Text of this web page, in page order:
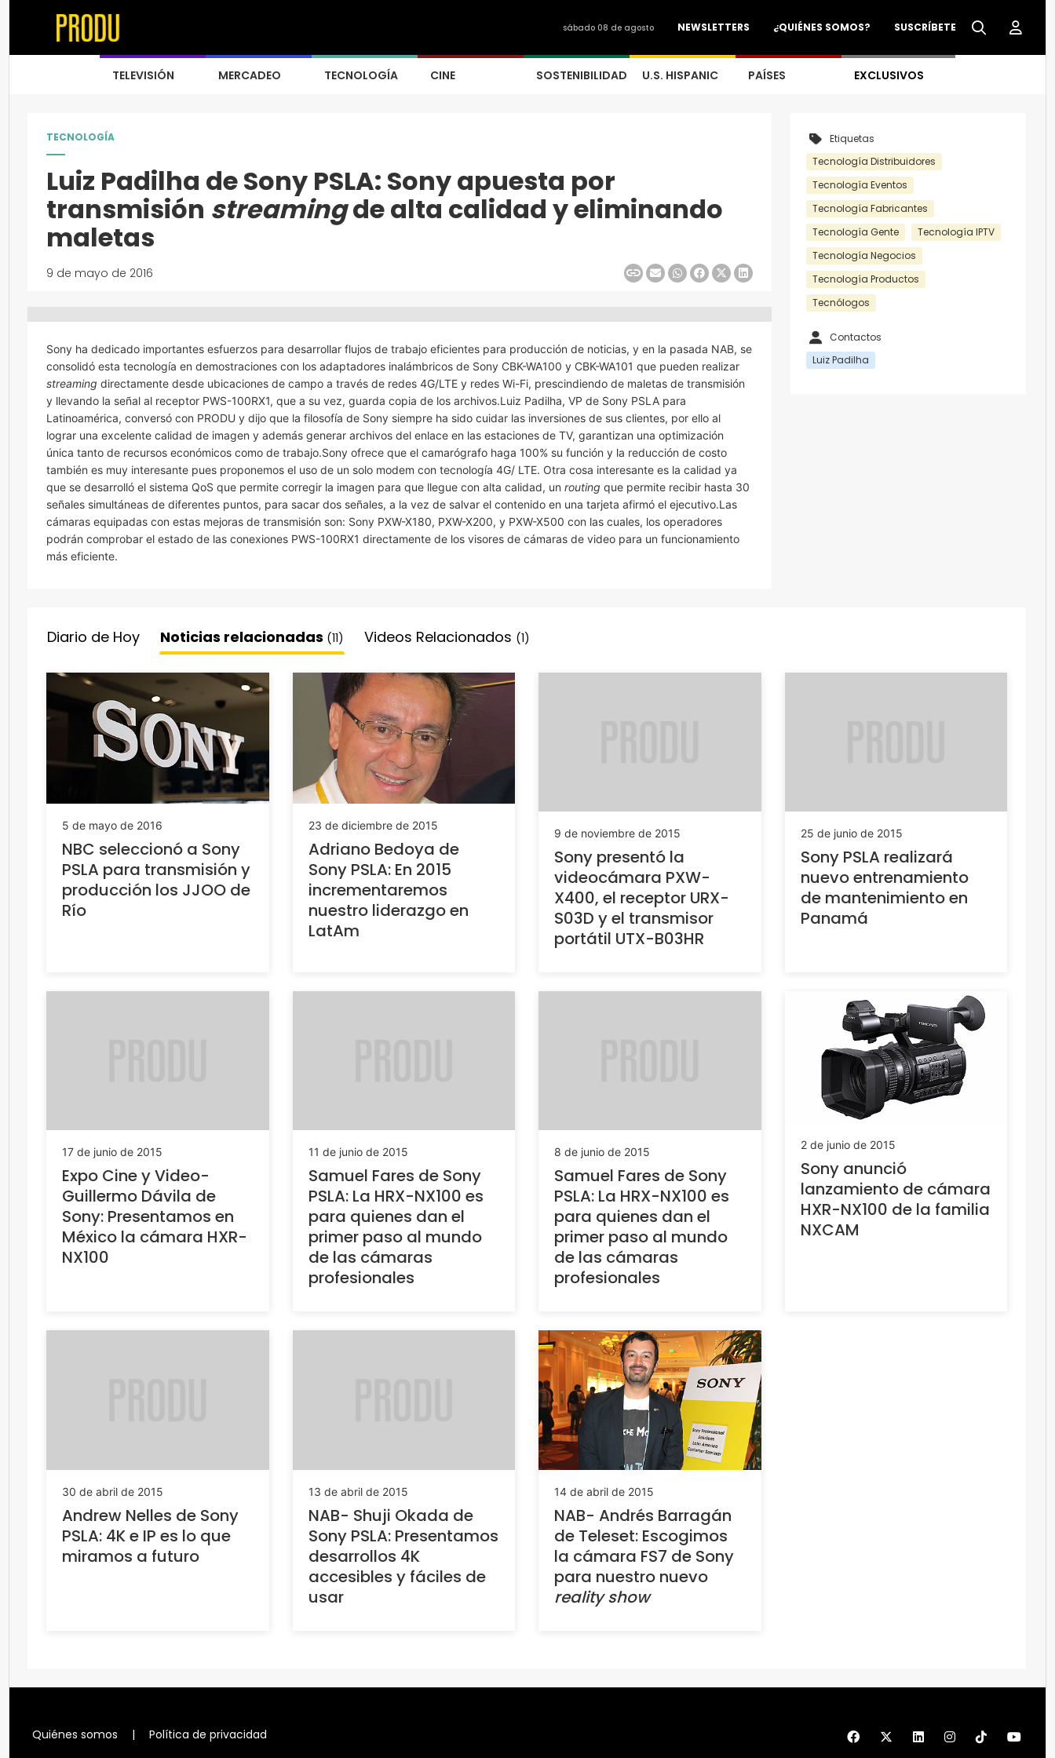
SUSCRÍBETE
¿QUIÉNES SOMOS?
NEWSLETTERS
sábado 08 de agosto
TELEVISIÓN MERCADEO TECNOLOGÍA CINE SOSTENIBILIDAD U.S. HISPANIC PAÍSES EXCLUSIVOS
TECNOLOGÍA
Luiz Padilha de Sony PSLA: Sony apuesta por
transmisión streamingde alta calidad y eliminando
maletas
9 de mayo de 2016
Sony ha dedicado importantes esfuerzos para desarrollar flujos de trabajo eficientes para producción de noticias, y en la pasada NAB, se
consolidó esta tecnología en demostraciones con los adaptadores inalámbricos de Sony CBK-WA100 y CBK-WA101 que pueden realizar
streaming directamente desde ubicaciones de campo a través de redes 4G/LTE y redes Wi-Fi, prescindiendo de maletas de transmisión
y llevando la señal al receptor PWS-100RX1, que a su vez, guarda copia de los archivos.Luiz Padilha, VP de Sony PSLA para
Latinoamérica, conversó con PRODU y dijo que la filosofía de Sony siempre ha sido cuidar las inversiones de sus clientes, por ello al
lograr una excelente calidad de imagen y además generar archivos del enlace en las estaciones de TV, garantizan una optimización
única tanto de recursos económicos como de trabajo.Sony ofrece que el camarógrafo haga 100% su función y la reducción de costo
también es muy interesante pues proponemos el uso de un solo modem con tecnología 4G/ LTE. Otra cosa interesante es la calidad ya
que se desarrolló el sistema QoS que permite corregir la imagen para que llegue con alta calidad, un routing que permite recibir hasta 30
señales simultáneas de diferentes puntos, para sacar dos señales, a la vez de salvar el contenido en una tarjeta afirmó el ejecutivo.Las
cámaras equipadas con estas mejoras de transmisión son: Sony PXW-X180, PXW-X200, y PXW-X500 con las cuales, los operadores
podrán comprobar el estado de las conexiones PWS-100RX1 directamente de los visores de cámaras de video para un funcionamiento
más eficiente.
Etiquetas
Tecnología Distribuidores
Tecnología Eventos
Tecnología Fabricantes
Tecnología Gente
Tecnología IPTV
Tecnología Negocios
Tecnología Productos
Tecnólogos
Contactos
Luiz Padilha
Diario de Hoy Noticias relacionadas (11) Videos Relacionados (1)
5 de mayo de 2016
NBC seleccionó a Sony
PSLA para transmisión y
producción los JJOO de
Río
23 de diciembre de 2015
Adriano Bedoya de
Sony PSLA: En 2015
incrementaremos
nuestro liderazgo en
LatAm
9 de noviembre de 2015
Sony presentó la
videocámara PXW-
X400, el receptor URX-
S03D y el transmisor
portátil UTX-B03HR
25 de junio de 2015
Sony PSLA realizará
nuevo entrenamiento
de mantenimiento en
Panamá
17 de junio de 2015
Expo Cine y Video-
Guillermo Dávila de
Sony: Presentamos en
México la cámara HXR-
NX100
11 de junio de 2015
Samuel Fares de Sony
PSLA: La HRX-NX100 es
para quienes dan el
primer paso al mundo
de las cámaras
profesionales
8 de junio de 2015
Samuel Fares de Sony
PSLA: La HRX-NX100 es
para quienes dan el
primer paso al mundo
de las cámaras
profesionales
2 de junio de 2015
Sony anunció
lanzamiento de cámara
HXR-NX100 de la familia
NXCAM
30 de abril de 2015
Andrew Nelles de Sony
PSLA: 4K e IP es lo que
miramos a futuro
13 de abril de 2015
NAB- Shuji Okada de
Sony PSLA: Presentamos
desarrollos 4K
accesibles y fáciles de
usar
14 de abril de 2015
NAB- Andrés Barragán
de Teleset: Escogimos
la cámara FS7 de Sony
para nuestro nuevo
reality show
Quiénes somos | Política de privacidad